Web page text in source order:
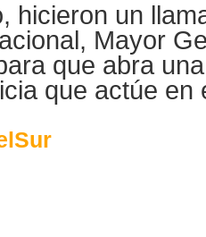
hicieron un
Mayor
que abra
que actúe en